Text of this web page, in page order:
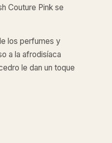
Couture Pink se
los perfumes y
a la afrodisíaca
le dan un toque